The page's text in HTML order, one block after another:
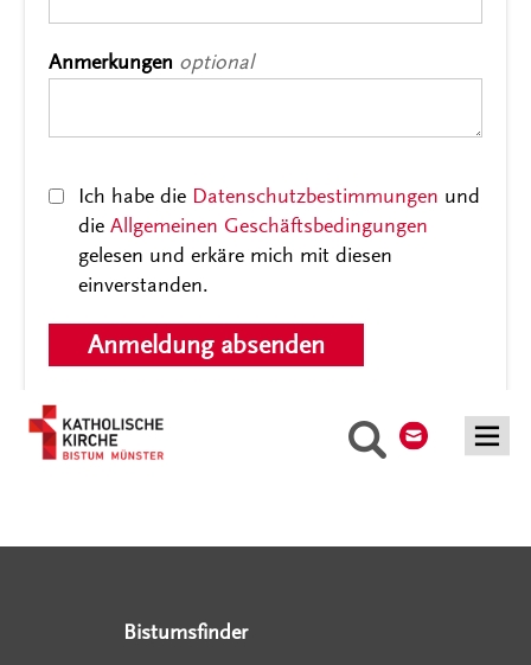
Suche
Anmerkungen optional
Ich habe die Datenschutzbestimmungen und
die Allgemeinen Geschäftsbedingungen
gelesen und erkäre mich mit diesen
einverstanden.
Bistumsfinder